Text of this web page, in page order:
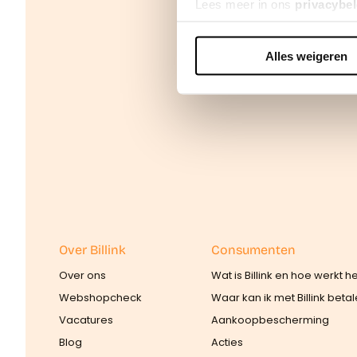
Lees meer in ons
We werken samen met42
Alles weigeren
Over Billink
Over ons
Webshopcheck
Vacatures
Blog
Consumenten
Wat is Billink en hoe werkt
Waar kan ik met Billink
Aankoopbescherming
Acties